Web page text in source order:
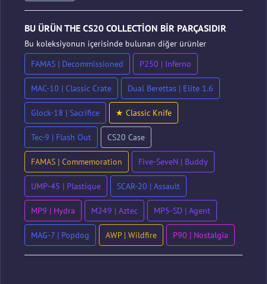
BU ÜRÜN THE CS20 COLLECTION BIR PARÇASIDIR
Bu koleksiyonun içerisinde bulunan diğer ürünler
FAMAS | Decommissioned
P250 | Inferno
MAC-10 | Classic Crate Dual Berettas | Elite 1.6
Glock-18 | Sacrifice ★ Classic Knife
Tec-9 | Flash Out CS20 Case
FAMAS | Commemoration Five-SeveN | Buddy
UMP-45 | Plastique SCAR-20 | Assault
MP9 | Hydra M249 | Aztec MP5-SD | Agent
MAG-7 | Popdog AWP | Wildfire P90 | Nostalgia